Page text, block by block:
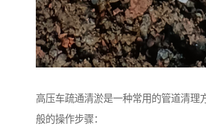
高压车疏通清淤是一种常用的管道清理
般的操作步骤：